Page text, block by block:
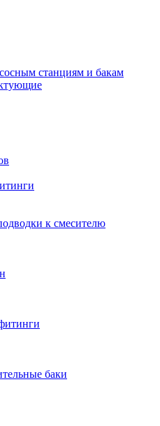
станциям и бакам
к смесителю
баки